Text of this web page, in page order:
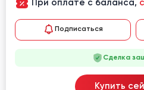
При оплате с баланса,
Подписаться
Сделка
Купить